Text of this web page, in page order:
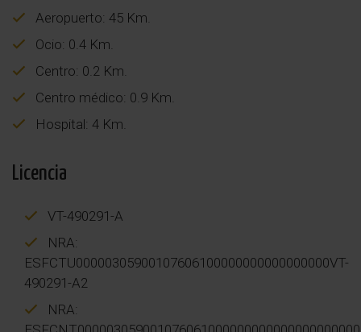
Aeropuerto: 45 Km.
Ocio: 0.4 Km.
Centro: 0.2 Km.
Centro médico: 0.9 Km.
Hospital: 4 Km.
Licencia
VT-490291-A
NRA:
ESFCTU00000305900107606100000000000000000VT-
490291-A2
NRA: